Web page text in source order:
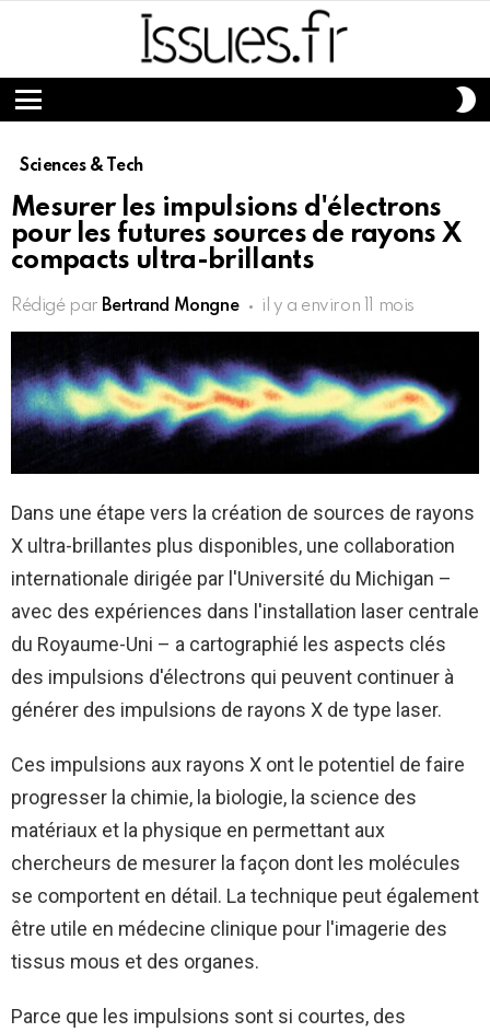
Menu
Sciences & Tech
Mesurer les impulsions d'électrons
pour les futures sources de rayons X
compacts ultra-brillants
Rédigé par Bertrand Mongne il y a environ 11 mois
Dans une étape vers la création de sources de rayons
X ultra-brillantes plus disponibles, une collaboration
internationale dirigée par l'Université du Michigan –
avec des expériences dans l'installation laser centrale
du Royaume-Uni – a cartographié les aspects clés
des impulsions d'électrons qui peuvent continuer à
générer des impulsions de rayons X de type laser.
Ces impulsions aux rayons X ont le potentiel de faire
progresser la chimie, la biologie, la science des
matériaux et la physique en permettant aux
chercheurs de mesurer la façon dont les molécules
se comportent en détail. La technique peut également
être utile en médecine clinique pour l'imagerie des
tissus mous et des organes.
Parce que les impulsions sont si courtes, des